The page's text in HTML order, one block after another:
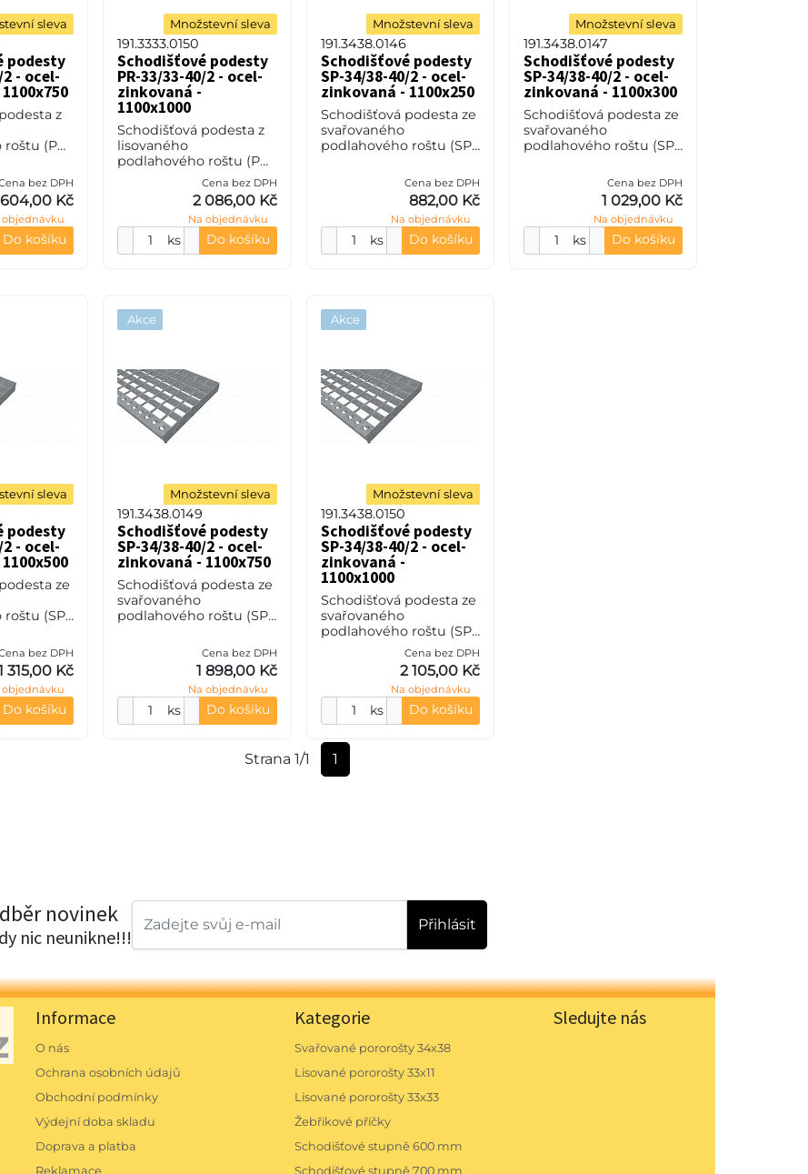
sleva
podesty
2 - ocel-
z
(PR),
33
mm, síla
bez DPH
604,00 Kč
objednávku
Do košíku
Množstevní sleva
191.3333.0150
Schodišťové podesty
PR-33/33-40/2 - ocel-
zinkovaná -
1100x1000
Schodišťová podesta z
lisovaného
podlahového roštu (PR),
33/33 - rozteče nosných
33 mm / rozpěrných 33
mm, výška 40 mm, síla
2 mm, ocel S235JR
(ST37.2
Cena bez DPH
2 086,00 Kč
Na objednávku
ks Do košíku
Množstevní sleva
191.3438.0146
Schodišťové podesty
SP-34/38-40/2 - ocel-
zinkovaná - 1100x250
Schodišťová podesta ze
svařovaného
podlahového roštu (SP),
34 mm / rozpěrných 38
mm, výška 40 mm, síla
2 mm, ocel S235JR (ST37
Cena bez DPH
882,00 Kč
Na objednávku
ks Do košíku
Množstevní sleva
191.3438.0147
Schodišťové podesty
SP-34/38-40/2 - ocel-
zinkovaná - 1100x300
Schodišťová podesta ze
svařovaného
podlahového roštu (SP),
34 mm / rozpěrných 38
mm, výška 40 mm, síla
2 mm, ocel S235JR (ST37
Cena bez DPH
1 029,00 Kč
Na objednávku
ks Do košíku
sleva
podesty
2 - ocel-
ze
(SP),
38
mm, síla
(ST37
bez DPH
315,00 Kč
objednávku
Do košíku
Akce
Množstevní sleva
191.3438.0149
Schodišťové podesty
SP-34/38-40/2 - ocel-
zinkovaná - 1100x750
Schodišťová podesta ze
svařovaného
podlahového roštu (SP),
34 mm / rozpěrných 38
mm, výška 40 mm, síla
2 mm, ocel S235JR (ST37
Cena bez DPH
1 898,00 Kč
Na objednávku
ks Do košíku
Akce
Množstevní sleva
191.3438.0150
Schodišťové podesty
SP-34/38-40/2 - ocel-
zinkovaná -
1100x1000
Schodišťová podesta ze
svařovaného
podlahového roštu (SP),
34/38 - rozteče nosných
34 mm / rozpěrných 38
mm, výška 40 mm, síla
2 mm, ocel S235JR (ST37
Cena bez DPH
2 105,00 Kč
Na objednávku
ks Do košíku
Strana 1/1 1
novinek
nic neunikne!!!
Přihlásit
Informace
O nás
Ochrana osobních údajů
Obchodní podmínky
Výdejní doba skladu
Doprava a platba
Reklamace
Kategorie
Svařované pororošty 34x38
Lisované pororošty 33x11
Lisované pororošty 33x33
Žebříkové příčky
Schodišťové stupně 600 mm
Schodišťové stupně 700 mm
Sledujte nás